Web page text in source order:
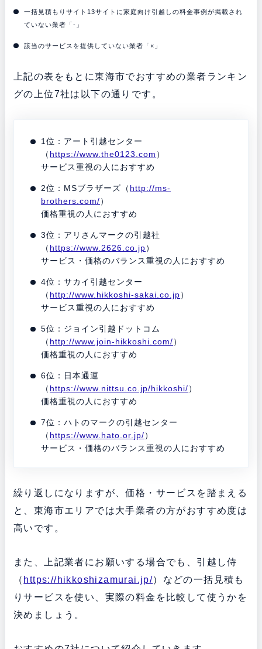
一括見積もりサイト13サイトに家庭向け引越しの料金事例が掲載され
ていない業者「-」
該当のサービスを提供していない業者「×」
上記の表をもとに東海市でおすすめの業者ランキン
グの上位7社は以下の通りです。
1位：アート引越センター
（ https://www.the0123.com ）
サービス重視の人におすすめ
2位：MSブラザーズ（ http://ms-
brothers.com/）
価格重視の人におすすめ
3位：アリさんマークの引越社
（ https://www.2626.co.jp）
サービス・価格のバランス重視の人におすすめ
4位：サカイ引越センター
（ http://www.hikkoshi-sakai.co.jp）
サービス重視の人におすすめ
5位：ジョイン引越ドットコム
（ http://www.join-hikkoshi.com/）
価格重視の人におすすめ
6位：日本通運
（ https://www.nittsu.co.jp/hikkoshi/）
価格重視の人におすすめ
7位：ハトのマークの引越センター
（ https://www.hato.or.jp/）
サービス・価格のバランス重視の人におすすめ
繰り返しになりますが、価格・サービスを踏まえる
と、東海市エリアでは大手業者の方がおすすめ度は
高いです。
また、上記業者にお願いする場合でも、引越し侍
（ https://hikkoshizamurai.jp/）などの一括見積も
りサービスを使い、実際の料金を比較して使うかを
決めましょう。